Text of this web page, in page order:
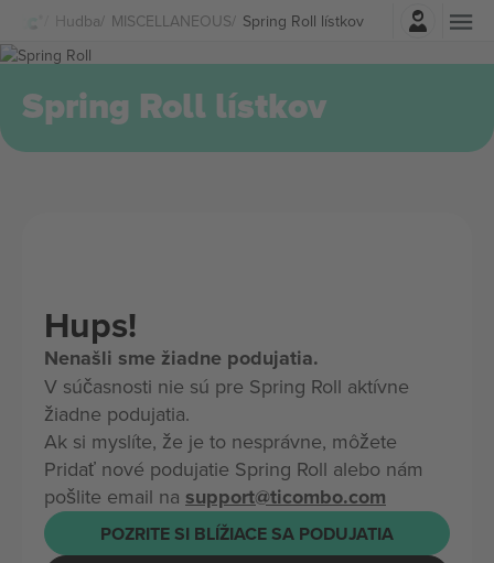
Hudba MISCELLANEOUS Spring Roll lístkov
Prihlásenie
Spring Roll lístkov
Hups!
Nenašli sme žiadne podujatia.
V súčasnosti nie sú pre Spring Roll aktívne
žiadne podujatia.
Ak si myslíte, že je to nesprávne, môžete
Pridať nové podujatie Spring Roll alebo nám
pošlite email na support@ticombo.com
POZRITE SI BLÍŽIACE SA PODUJATIA